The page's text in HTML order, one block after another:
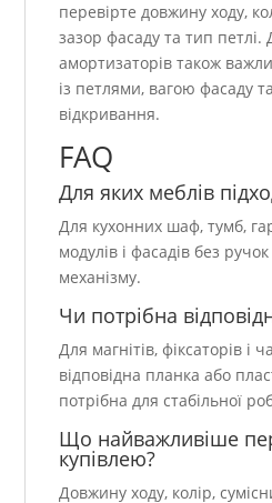
перевірте довжину ходу,
зазор фасаду та тип петлі.
амортизаторів також
із петлями, вагою фасаду
відкривання.
FAQ
Для яких меблів
Для кухонних шаф, тумб,
модулів і фасадів без
механізму.
Чи потрібна
Для магнітів, фіксаторів і
відповідна планка або
потрібна для стабільної
Що найважливіше
купівлею?
Довжину ходу, колір,